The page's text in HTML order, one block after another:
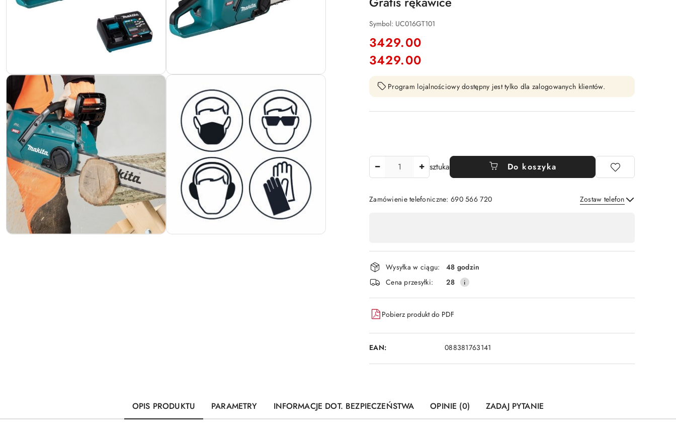
Symbol: UC016GT101
cena:
3429.00
Cena:
3429.00
Program lojalnościowy dostępny jest tylko dla zalogowanych klientów.
sztuka Do koszyka
Zamówienie telefoniczne: 690 566 720 Zostaw telefon
płatność
i
dostawa
Wysyłka w ciągu:
48 godzin
Cena przesyłki:
28
Pobierz produkt do PDF
EAN: 088381763141
OPIS PRODUKTU PARAMETRY INFORMACJE DOT. BEZPIECZEŃSTWA OPINIE (0) ZADAJ PYTANIE